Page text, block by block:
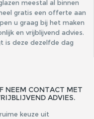
meestal al binnen
gratis een offerte aan
u graag bij het maken
en vrijblijvend advies.
is deze dezelfde dag
NEEM CONTACT MET
ADVIES.
keuze uit